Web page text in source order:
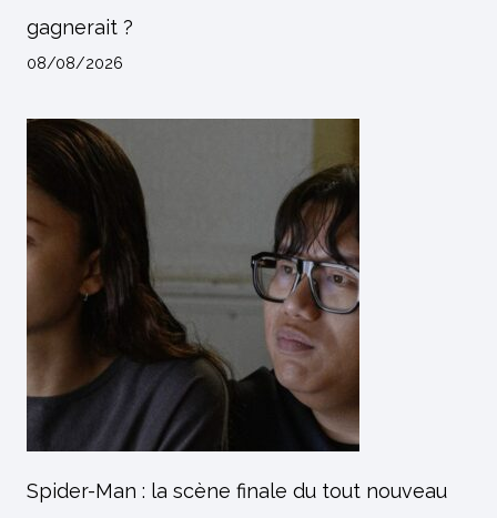
gagnerait ?
08/08/2026
Spider-Man : la scène finale du tout nouveau